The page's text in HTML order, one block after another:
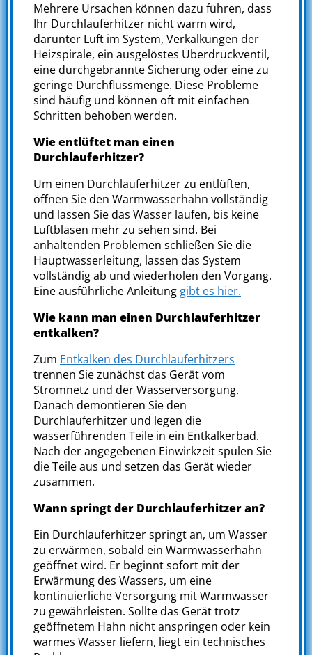
Mehrere Ursachen können dazu führen, dass
Ihr Durchlauferhitzer nicht warm wird,
darunter Luft im System, Verkalkungen der
Heizspirale, ein ausgelöstes Überdruckventil,
eine durchgebrannte Sicherung oder eine zu
geringe Durchflussmenge. Diese Probleme
sind häufig und können oft mit einfachen
Schritten behoben werden.
Wie entlüftet man einen
Durchlauferhitzer?
Um einen Durchlauferhitzer zu entlüften,
öffnen Sie den Warmwasserhahn vollständig
und lassen Sie das Wasser laufen, bis keine
Luftblasen mehr zu sehen sind. Bei
anhaltenden Problemen schließen Sie die
Hauptwasserleitung, lassen das System
vollständig ab und wiederholen den Vorgang.
Eine ausführliche Anleitung gibt es hier.
Wie kann man einen Durchlauferhitzer
entkalken?
Zum Entkalken des Durchlauferhitzers
trennen Sie zunächst das Gerät vom
Stromnetz und der Wasserversorgung.
Danach demontieren Sie den
Durchlauferhitzer und legen die
wasserführenden Teile in ein Entkalkerbad.
Nach der angegebenen Einwirkzeit spülen Sie
die Teile aus und setzen das Gerät wieder
zusammen.
Wann springt der Durchlauferhitzer an?
Ein Durchlauferhitzer springt an, um Wasser
zu erwärmen, sobald ein Warmwasserhahn
geöffnet wird. Er beginnt sofort mit der
Erwärmung des Wassers, um eine
kontinuierliche Versorgung mit Warmwasser
zu gewährleisten. Sollte das Gerät trotz
geöffnetem Hahn nicht anspringen oder kein
warmes Wasser liefern, liegt ein technisches